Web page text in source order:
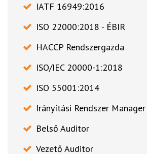
IATF 16949:2016
ISO 22000:2018 - ÉBIR
HACCP Rendszergazda
ISO/IEC 20000-1:2018
ISO 55001:2014
Irányítási Rendszer Manager
Belső Auditor
Vezető Auditor